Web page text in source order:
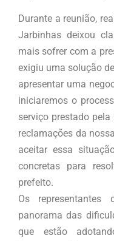
Durante a reunião,
Jarbinhas deixou
mais sofrer com a
exigiu uma solução
apresentar uma
iniciaremos o
serviço prestado
reclamações da
aceitar essa
concretas para
prefeito.
Os representantes
panorama das
que estão